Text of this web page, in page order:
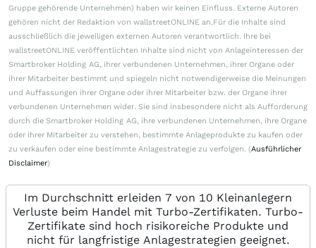
Gruppe gehörende Unternehmen) haben wir keinen Einfluss. Externe Autoren
gehören nicht der Redaktion von wallstreetONLINE an.Für die Inhalte sind
ausschließlich die jeweiligen externen Autoren verantwortlich. Ihre bei
wallstreetONLINE veröffentlichten Inhalte sind nicht von Anlageinteressen der
Smartbroker Holding AG, ihrer verbundenen Unternehmen, ihrer Organe oder
ihrer Mitarbeiter bestimmt und spiegeln nicht notwendigerweise die Meinungen
und Auffassungen ihrer Organe oder ihrer Mitarbeiter bzw. der Organe ihrer
verbundenen Unternehmen wider. Sie sind insbesondere nicht als Aufforderung
durch die Smartbroker Holding AG, ihre verbundenen Unternehmen, ihre Organe
oder ihrer Mitarbeiter zu verstehen, bestimmte Anlageprodukte zu kaufen oder
zu verkaufen oder eine bestimmte Anlagestrategie zu verfolgen. (Ausführlicher
Disclaimer)
Im Durchschnitt erleiden 7 von 10 Kleinanlegern
Verluste beim Handel mit Turbo-Zertifikaten. Turbo-
Zertifikate sind hoch risikoreiche Produkte und
nicht für langfristige Anlagestrategien geeignet.